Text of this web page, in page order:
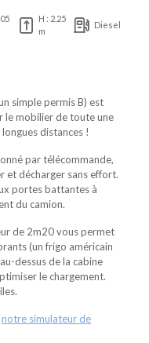
H : 2.25
m
Diesel
simple permis B) est
mobilier de toute une
distances !
par télécommande,
et décharger sans effort.
portes battantes à
du camion.
de 2m20 vous permet
(un frigo américain
dessus de la cabine
le chargement.
notre simulateur de